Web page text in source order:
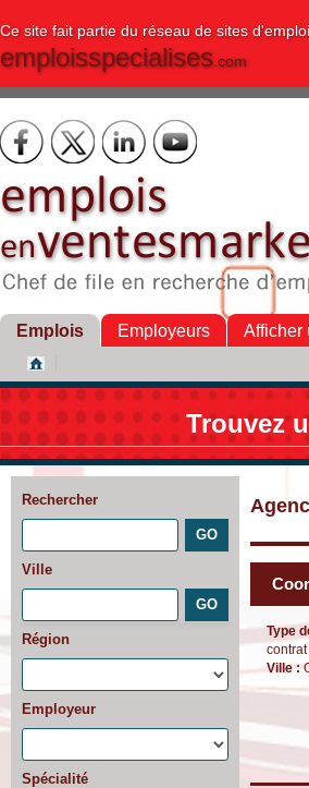
Ce site fait partie du réseau de sites d'emploi
emploisspecialises.com
Emplois Employeurs Afficher
Trouvez
Rechercher
Ville
Région
Employeur
Spécialité
Type
contrat
Ville :